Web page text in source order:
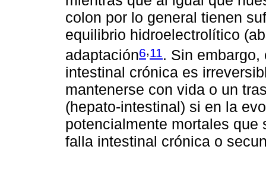
colon por lo general tienen
equilibrio hidroelectrolítico
adaptación6,11. Sin
intestinal crónica es
mantenerse con vida o un
(hepato-intestinal) si en la
potencialmente mortales
falla intestinal crónica o